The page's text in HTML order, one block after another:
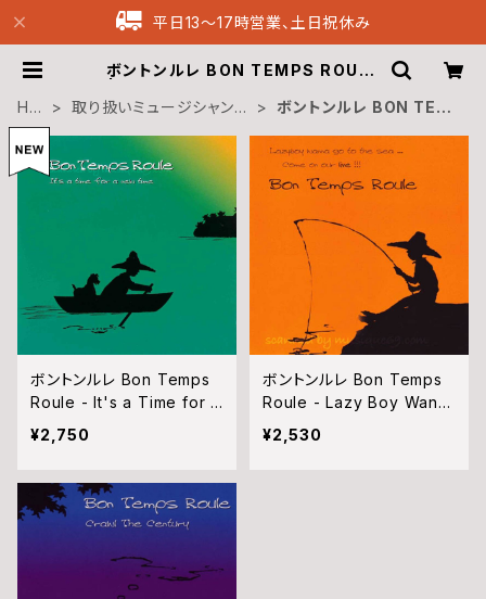
平日13〜17時営業、土日祝休み
ボントンルレ BON TEMPS ROULE
ngs
HO
ME
取り扱いミュージシャン別
ボントンルレ BON TEM
ボントンルレ Bon Temps
Roule - It's a Time for a
New Time (CD)
¥2,750
ボントンルレ Bon Temps
Roule - Lazy Boy Wann
a Go to the Sea... Come
on Our Live!!! (CD)
¥2,530